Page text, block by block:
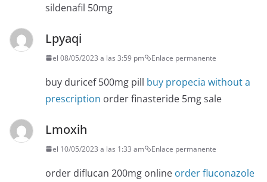
sildenafil 50mg
Lpyaqi
el 08/05/2023 a las 3:59 pm Enlace permanente
buy duricef 500mg pill buy propecia without a
prescription order finasteride 5mg sale
Lmoxih
el 10/05/2023 a las 1:33 am Enlace permanente
order diflucan 200mg online order fluconazole